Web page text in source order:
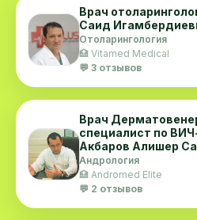
Врач
Саид
Отоларингология
🏥 Vitamed Medical
💬 3 отзывов
Врач
специалист по
Акбаров Алишер
Андрология
🏥 Andromed Elite
💬 2 отзывов